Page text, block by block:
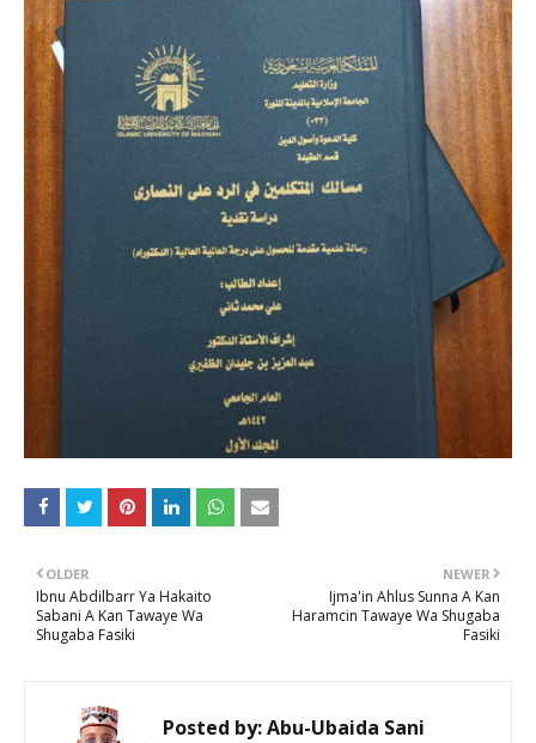
NEWER
Ijma'in Ahlus Sunna A Kan
Haramcin Tawaye Wa Shugaba
Fasiki
OLDER
Ibnu Abdilbarr Ya Hakaito
Sabani A Kan Tawaye Wa
Shugaba Fasiki
Posted by:Abu-Ubaida Sani